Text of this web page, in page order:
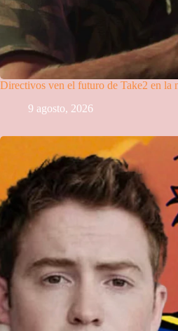
Directivos ven el futuro de Take2 en la
9 agosto, 2026